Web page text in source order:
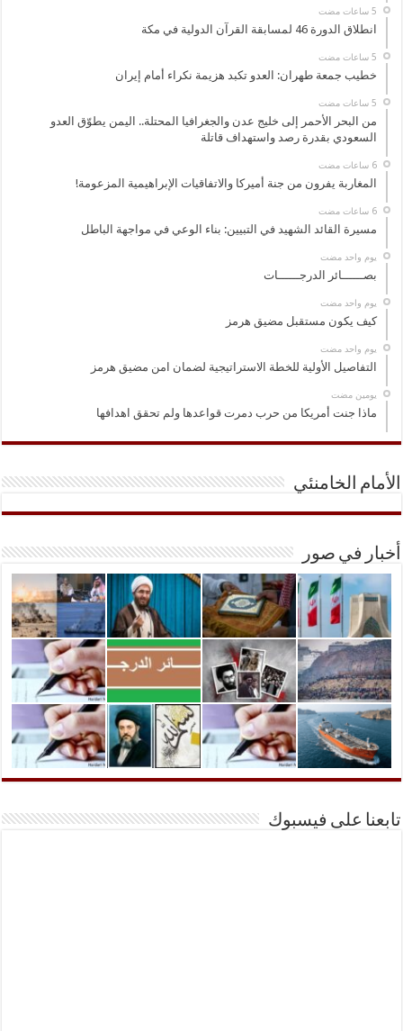
انطلاق الدورة 46 لمسابقة القرآن الدولية في مكة
خطيب جمعة طهران: العدو تكبد هزيمة نكراء أمام إيران
من البحر الأحمر إلى خليج عدن والجغرافيا المحتلة.. اليمن يطوّق العدو
السعودي بقدرة رصد واستهداف قاتلة
‏6 ساعات مضت
المغاربة يفرون من جنة أميركا والاتفاقيات الإبراهيمية المزعومة!
‏6 ساعات مضت
مسيرة القائد الشهيد في التبيين: بناء الوعي في مواجهة الباطل
‏يوم واحد مضت
بصــــــائر الدرجــــــات
‏يوم واحد مضت
كيف يكون مستقبل مضيق هرمز
‏يوم واحد مضت
التفاصيل الأولية للخطة الاستراتيجية لضمان امن مضيق هرمز
‏يومين مضت
ماذا جنت أمريكا من حرب دمرت قواعدها ولم تحقق اهدافها
الأمام الخامنئي
أخبار في صور
تابعنا على فيسبوك